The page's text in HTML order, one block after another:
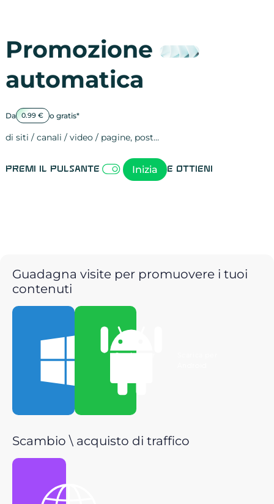
Promozione
automatica
Da 0.99 € o gratis*
di siti / canali / video / pagine, post…
Premi il pulsante Inizia e ottieni
Guadagna visite per promuovere i tuoi
contenuti
Scarica per
Scambio \ acquisto di traffico